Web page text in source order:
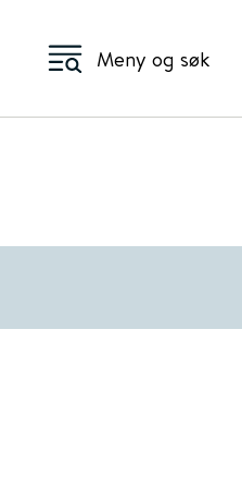
Meny og søk